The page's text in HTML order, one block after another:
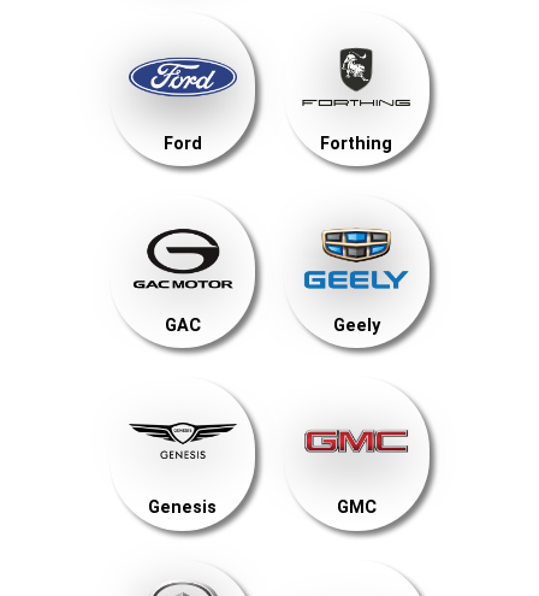
Ford Forthing
GAC Geely
Genesis GMC